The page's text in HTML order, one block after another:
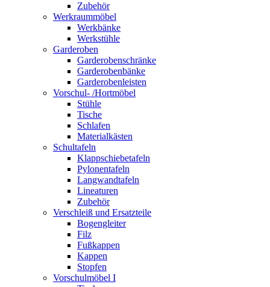
Zubehör
Werkraummöbel
Werkbänke
Werkstühle
Garderoben
Garderobenschränke
Garderobenbänke
Garderobenleisten
Vorschul- /Hortmöbel
Stühle
Tische
Schlafen
Materialkästen
Schultafeln
Klappschiebetafeln
Pylonentafeln
Langwandtafeln
Lineaturen
Zubehör
Verschleiß und Ersatzteile
Bogengleiter
Filz
Fußkappen
Kappen
Stopfen
Vorschulmöbel I